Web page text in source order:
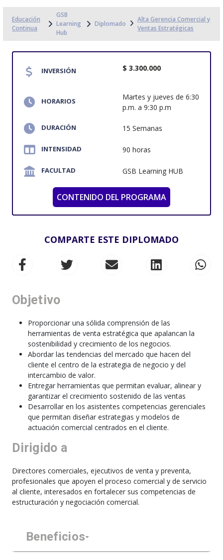
Educación
Continua
GSB
Learning
Hub
Diplomado
Alta Gerencia Comercial y
Ventas Estratégicas
INVERSIÓN $ 3.300.000
HORARIOS
Martes y jueves de 6:30
p.m. a 9:30 p.m
DURACIÓN 15 Semanas
INTENSIDAD 90 horas
FACULTAD GSB Learning HUB
CONTENIDO DEL PROGRAMA
COMPARTE ESTE DIPLOMADO
Objetivo
Proporcionar una sólida comprensión de las
herramientas de venta estratégica que apalancan la
sostenibilidad y crecimiento de los negocios.
Abordar las tendencias del mercado que hacen del
cliente el centro de la estrategia de negocio y del
intercambio de valor.
Entregar herramientas que permitan evaluar, alinear y
garantizar el crecimiento sostenido de las ventas
Desarrollar en los asistentes competencias gerenciales
que permitan diseñar estrategias y modelos de
actuación comercial centrados en el cliente.
Dirigido a
Directores comerciales, ejecutivos de venta y preventa,
profesionales que apoyen el proceso comercial y de servicio
al cliente, interesados en fortalecer sus competencias de
estructuración y negociación comercial.
Beneficios